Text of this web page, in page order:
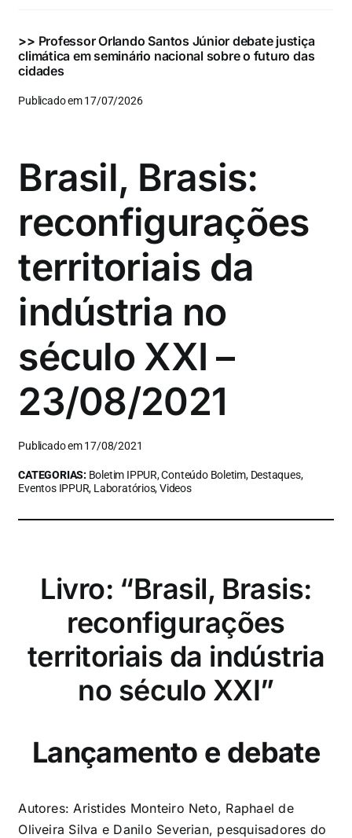
>> Professor Orlando Santos Júnior debate justiça
climática em seminário nacional sobre o futuro das
cidades
Publicado em 17/07/2026
Brasil, Brasis:
reconfigurações
territoriais da
indústria no
século XXI –
23/08/2021
Publicado em 17/08/2021
CATEGORIAS: Boletim IPPUR, Conteúdo Boletim, Destaques,
Eventos IPPUR, Laboratórios, Videos
Livro: “Brasil, Brasis:
reconfigurações
territoriais da indústria
no século XXI”
Lançamento e debate
Autores: Aristides Monteiro Neto, Raphael de
Oliveira Silva e Danilo Severian, pesquisadores do